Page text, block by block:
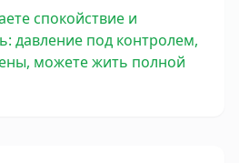
спокойствие и
давление под контролем,
можете жить полной